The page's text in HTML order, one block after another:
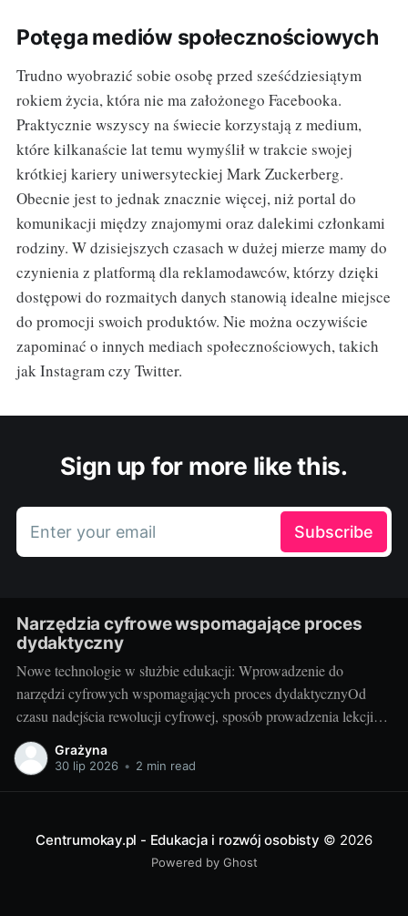
Potęga mediów społecznościowych
Trudno wyobrazić sobie osobę przed sześćdziesiątym
rokiem życia, która nie ma założonego Facebooka.
Praktycznie wszyscy na świecie korzystają z medium,
które kilkanaście lat temu wymyślił w trakcie swojej
krótkiej kariery uniwersyteckiej Mark Zuckerberg.
Obecnie jest to jednak znacznie więcej, niż portal do
komunikacji między znajomymi oraz dalekimi członkami
rodziny. W dzisiejszych czasach w dużej mierze mamy do
czynienia z platformą dla reklamodawców, którzy dzięki
dostępowi do rozmaitych danych stanowią idealne miejsce
do promocji swoich produktów. Nie można oczywiście
zapominać o innych mediach społecznościowych, takich
jak Instagram czy Twitter.
Sign up for more like this.
Enter your email Subscribe
Narzędzia cyfrowe wspomagające proces
dydaktyczny
Nowe technologie w służbie edukacji: Wprowadzenie do
narzędzi cyfrowych wspomagających proces dydaktycznyOd
czasu nadejścia rewolucji cyfrowej, sposób prowadzenia lekcji
przechodzi gwałtowną transformację. Narzędzia cyfrowe, takie
jak programy edukacyjne, aplikacje czy platformy e-learningowe,
swojej oferty dydaktycznej i ułatwiają
Grażyna
30 lip 2026 • 2 min read
Centrumokay.pl - Edukacja i rozwój osobisty © 2026
Powered by Ghost